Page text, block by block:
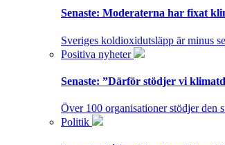
Senaste: Moderaterna har fixat
Sveriges koldioxidutsläpp är minus
Positiva nyheter
Senaste: ”Därför stödjer vi
Över 100 organisationer stödjer den
Politik